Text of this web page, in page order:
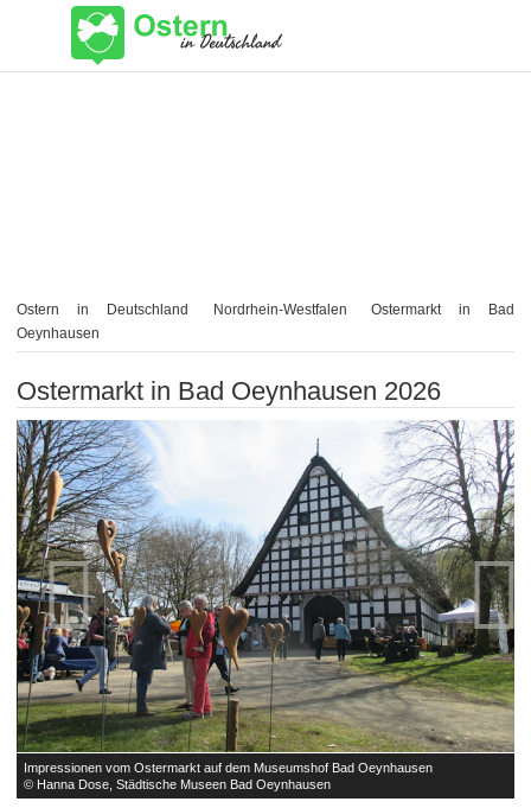
Ostern in Deutschland Nordrhein-Westfalen
Ostermarkt in Bad
Oeynhausen
Ostermarkt in Bad Oeynhausen 2026
Impressionen vom Ostermarkt auf dem Museumshof Bad Oeynhausen
© Hanna Dose, Städtische Museen Bad Oeynhausen
 